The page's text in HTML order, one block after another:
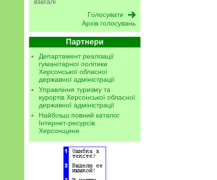
Архів голосувань
Партнери
Департамент реалізації
гуманітарної політики
Херсонської обласної
державної адміністрації
Управління туризму та
курортів Херсонської обласної
державної адміністрації
Найбільш повний каталог
Інтернет-ресурсів
Херсонщини